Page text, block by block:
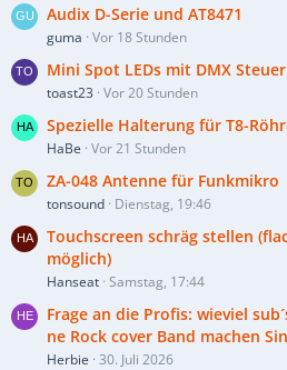
Audix D-Serie und AT8471
guma Vor 18 Stunden
Mini Spot LEDs mit DMX
toast23 Vor 20 Stunden
Spezielle Halterung für T8-
HaBe Vor 21 Stunden
ZA-048 Antenne für Funkmikro
tonsound Dienstag, 19:46
Touchscreen schräg stellen
möglich)
Hanseat Samstag, 17:44
Frage an die Profis: wieviel
ne Rock cover Band machen
Herbie 30. Juli 2026